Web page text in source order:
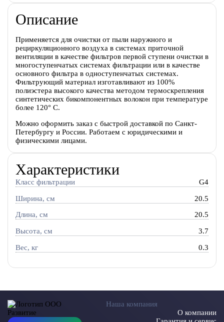
Описание
Применяется для очистки от пыли наружного и
рециркуляционного воздуха в системах приточной
вентиляции в качестве фильтров первой ступени очистки в
многоступенчатых системах фильтрации или в качестве
основного фильтра в одноступенчатых системах.
Фильтрующий материал изготавливают из 100%
полиэстера высокого качества методом термоскрепления
синтетических бикомпонентных волокон при температуре
более 120° С.
Можно оформить заказ с быстрой доставкой по Санкт-
Петербургу и России. Работаем с юридическими и
физическими лицами.
Характеристики
Класс фильтрации G4
Ширина, см 20.5
Длина, см 20.5
Высота, см 3.7
Вес, кг 0.3
Наша компания
О компании